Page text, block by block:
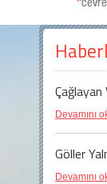
Çağlayan
Devamını
Göller
Devamını